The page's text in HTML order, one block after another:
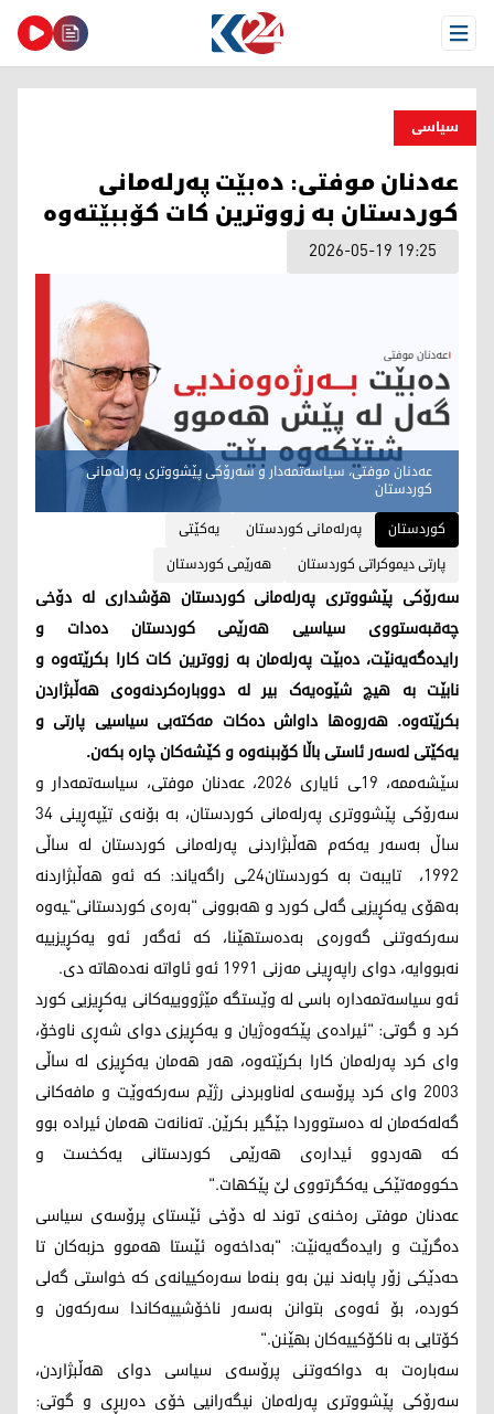
Open Menu
سیاسی
عەدنان موفتی: دەبێت پەرلەمانی
کوردستان بە زووترین کات کۆببێتەوە
2026-05-19 19:25
عەدنان موفتی، سیاسەتمەدار و سەرۆکی پێشووتری پەرلەمانی
کوردستان
کوردستان
پەرلەمانی کوردستان
یەکێتی
پارتی دیموکراتی کوردستان
هەرێمی کوردستان
سەرۆکی پێشووتری پەرلەمانی کوردستان هۆشداری لە دۆخی
چەقبەستووی سیاسیی هەرێمی کوردستان دەدات و
رایدەگەیەنێت، دەبێت پەرلەمان بە زووترین کات کارا بکرێتەوە و
نابێت بە هیچ شێوەیەک بیر لە دووبارەکردنەوەی هەڵبژاردن
بکرێتەوە. هەروەها داواش دەکات مەکتەبی سیاسیی پارتی و
یەکێتی لەسەر ئاستی باڵا کۆببنەوە و کێشەکان چارە بکەن.
سێشەممە، 19ـی ئایاری 2026، عەدنان موفتی، سیاسەتمەدار و
سەرۆکی پێشووتری پەرلەمانی کوردستان، بە بۆنەی تێپەڕینی 34
ساڵ بەسەر یەکەم هەڵبژاردنی پەرلەمانی کوردستان لە ساڵی
1992، تایبەت بە کوردستان24ـی راگەیاند: کە ئەو هەڵبژاردنە
بەهۆی یەکڕیزیی گەلی کورد و هەبوونی "بەرەی کوردستانی"ـیەوە
سەرکەوتنی گەورەی بەدەستهێنا، کە ئەگەر ئەو یەکڕیزییە
نەبووایە، دوای راپەڕینی مەزنی 1991 ئەو ئاواتە نەدەهاتە دی.
ئەو سیاسەتمەدارە باسی لە وێستگە مێژووییەکانی یەکڕیزیی کورد
کرد و گوتی: "ئیرادەی پێکەوەژیان و یەکڕیزی دوای شەڕی ناوخۆ،
وای کرد پەرلەمان کارا بکرێتەوە، هەر هەمان یەکڕیزی لە ساڵی
2003 وای کرد پرۆسەی لەناوبردنی رژێم سەرکەوێت و مافەکانی
گەلەکەمان لە دەستووردا جێگیر بکرێن. تەنانەت هەمان ئیرادە بوو
کە هەردوو ئیدارەی هەرێمی کوردستانی یەکخست و
حکوومەتێکی یەکگرتووی لێ پێکهات."
عەدنان موفتی رەخنەی توند لە دۆخی ئێستای پرۆسەی سیاسی
دەگرێت و رایدەگەیەنێت: "بەداخەوە ئێستا هەموو حزبەکان تا
حەدێکی زۆر پابەند نین بەو بنەما سەرەکییانەی کە خواستی گەلی
کوردە، بۆ ئەوەی بتوانن بەسەر ناخۆشییەکاندا سەرکەون و
کۆتایی بە ناکۆکییەکان بهێنن."
سەبارەت بە دواکەوتنی پرۆسەی سیاسی دوای هەڵبژاردن،
سەرۆکی پێشووتری پەرلەمان نیگەرانیی خۆی دەربڕی و گوتی: